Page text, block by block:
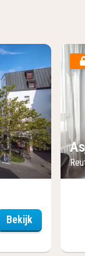
Bekijk